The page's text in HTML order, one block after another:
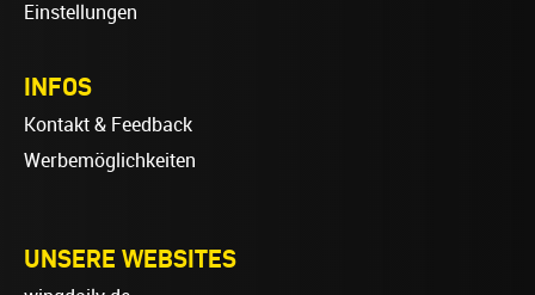
Einstellungen
INFOS
Kontakt & Feedback
Werbemöglichkeiten
UNSERE WEBSITES